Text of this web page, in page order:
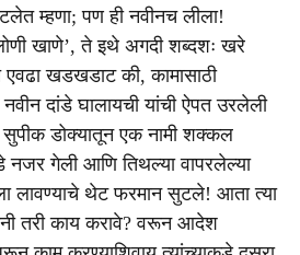
म्हणा; पण ही नवीनच लीला!
खाणे’, ते इथे अगदी शब्दशः खरे
एवढा खडखडाट की, कामासाठी
नवीन दांडे घालायची यांची ऐपत उरलेली
सुपीक डोक्यातून एक नामी शक्कल
गेली आणि तिथल्या वापरलेल्या
लावण्याचे थेट फरमान सुटले! आता त्या
तरी काय करावे? वरून आदेश